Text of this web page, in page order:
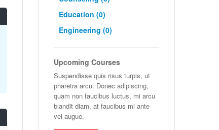
Education (0)
Engineering (0)
Upcoming Courses
Suspendisse quis risus turpis, ut
pharetra arcu. Donec adipiscing,
quam non faucibus luctus, mi arcu
blandit diam, at faucibus mi ante
vel augue.